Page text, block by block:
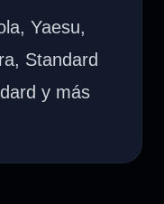
Yaesu,
Standard
y más